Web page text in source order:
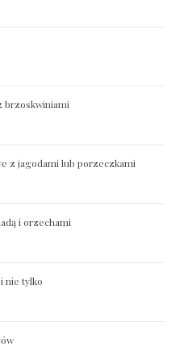
brzoskwiniami
z jagodami lub porzeczkami
i orzechami
nie tylko